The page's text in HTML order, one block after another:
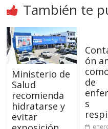
También te
Ministerio de
Salud
recomienda
hidratarse y
evitar
ón
de
s